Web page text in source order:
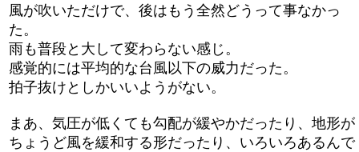
風が吹いただけで、後はもう全然どうって事なかっ
た。
雨も普段と大して変わらない感じ。
感覚的には平均的な台風以下の威力だった。
拍子抜けとしかいいようがない。
まあ、気圧が低くても勾配が緩やかだったり、地形が
ちょうど風を緩和する形だったり、いろいろあるんで